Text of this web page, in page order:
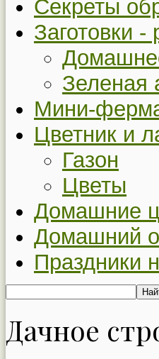
Секреты
Заготовки -
Зеленая
Мини-
Цветник и
Газон
Цветы
Домашние
Домашний
Праздники
Дачное